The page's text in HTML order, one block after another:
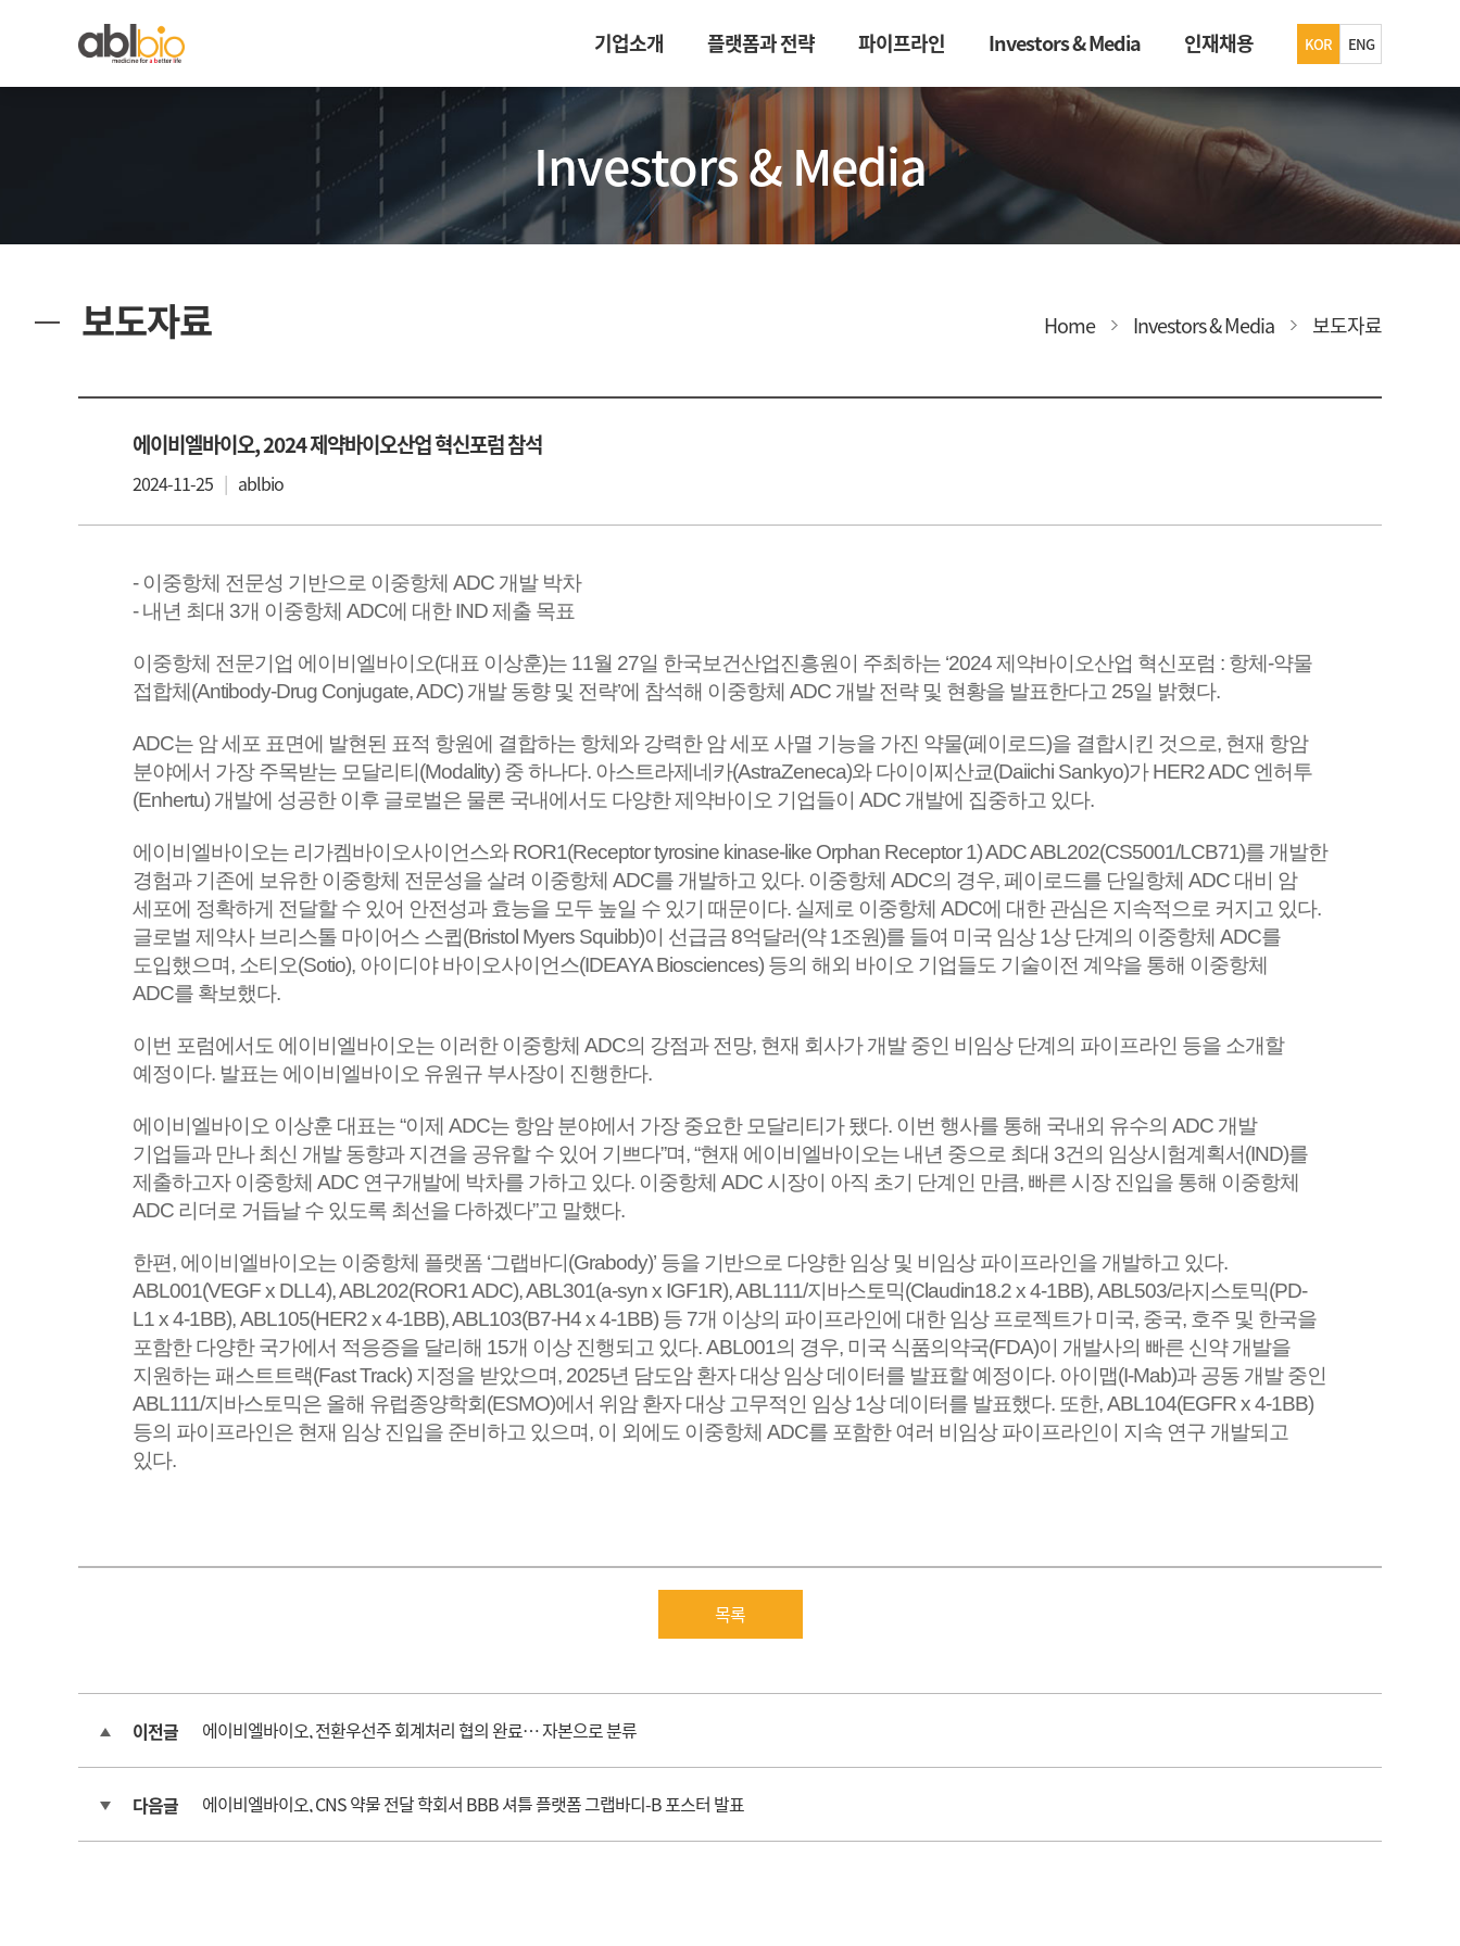
기업소개 플랫폼과 전략 파이프라인 Investors & Media 인재채용 KOR ENG
Investors & Media
보도자료 Home Investors & Media 보도자료
에이비엘바이오, 2024 제약바이오산업 혁신포럼 참석
2024-11-25 ablbio
- 이중항체 전문성 기반으로 이중항체 ADC 개발 박차
- 내년 최대 3개 이중항체 ADC에 대한 IND 제출 목표
이중항체 전문기업 에이비엘바이오(대표 이상훈)는 11월 27일 한국보건산업진흥원이 주최하는 ‘2024 제약바이오산업 혁신포럼 : 항체-약물
접합체(Antibody-Drug Conjugate, ADC) 개발 동향 및 전략’에 참석해 이중항체 ADC 개발 전략 및 현황을 발표한다고 25일 밝혔다.
ADC는 암 세포 표면에 발현된 표적 항원에 결합하는 항체와 강력한 암 세포 사멸 기능을 가진 약물(페이로드)을 결합시킨 것으로, 현재 항암
분야에서 가장 주목받는 모달리티(Modality) 중 하나다. 아스트라제네카(AstraZeneca)와 다이이찌산쿄(Daiichi Sankyo)가 HER2 ADC 엔허투
(Enhertu) 개발에 성공한 이후 글로벌은 물론 국내에서도 다양한 제약바이오 기업들이 ADC 개발에 집중하고 있다.
에이비엘바이오는 리가켐바이오사이언스와 ROR1(Receptor tyrosine kinase-like Orphan Receptor 1) ADC ABL202(CS5001/LCB71)를 개발한
경험과 기존에 보유한 이중항체 전문성을 살려 이중항체 ADC를 개발하고 있다. 이중항체 ADC의 경우, 페이로드를 단일항체 ADC 대비 암
세포에 정확하게 전달할 수 있어 안전성과 효능을 모두 높일 수 있기 때문이다. 실제로 이중항체 ADC에 대한 관심은 지속적으로 커지고 있다.
글로벌 제약사 브리스톨 마이어스 스큅(Bristol Myers Squibb)이 선급금 8억달러(약 1조원)를 들여 미국 임상 1상 단계의 이중항체 ADC를
도입했으며, 소티오(Sotio), 아이디야 바이오사이언스(IDEAYA Biosciences) 등의 해외 바이오 기업들도 기술이전 계약을 통해 이중항체
ADC를 확보했다.
이번 포럼에서도 에이비엘바이오는 이러한 이중항체 ADC의 강점과 전망, 현재 회사가 개발 중인 비임상 단계의 파이프라인 등을 소개할
예정이다. 발표는 에이비엘바이오 유원규 부사장이 진행한다.
에이비엘바이오 이상훈 대표는 “이제 ADC는 항암 분야에서 가장 중요한 모달리티가 됐다. 이번 행사를 통해 국내외 유수의 ADC 개발
기업들과 만나 최신 개발 동향과 지견을 공유할 수 있어 기쁘다”며, “현재 에이비엘바이오는 내년 중으로 최대 3건의 임상시험계획서(IND)를
제출하고자 이중항체 ADC 연구개발에 박차를 가하고 있다. 이중항체 ADC 시장이 아직 초기 단계인 만큼, 빠른 시장 진입을 통해 이중항체
ADC 리더로 거듭날 수 있도록 최선을 다하겠다”고 말했다.
한편, 에이비엘바이오는 이중항체 플랫폼 ‘그랩바디(Grabody)’ 등을 기반으로 다양한 임상 및 비임상 파이프라인을 개발하고 있다.
ABL001(VEGF x DLL4), ABL202(ROR1 ADC), ABL301(a-syn x IGF1R), ABL111/지바스토믹(Claudin18.2 x 4-1BB), ABL503/라지스토믹(PD-
L1 x 4-1BB), ABL105(HER2 x 4-1BB), ABL103(B7-H4 x 4-1BB) 등 7개 이상의 파이프라인에 대한 임상 프로젝트가 미국, 중국, 호주 및 한국을
포함한 다양한 국가에서 적응증을 달리해 15개 이상 진행되고 있다. ABL001의 경우, 미국 식품의약국(FDA)이 개발사의 빠른 신약 개발을
지원하는 패스트트랙(Fast Track) 지정을 받았으며, 2025년 담도암 환자 대상 임상 데이터를 발표할 예정이다. 아이맵(I-Mab)과 공동 개발 중인
ABL111/지바스토믹은 올해 유럽종양학회(ESMO)에서 위암 환자 대상 고무적인 임상 1상 데이터를 발표했다. 또한, ABL104(EGFR x 4-1BB)
등의 파이프라인은 현재 임상 진입을 준비하고 있으며, 이 외에도 이중항체 ADC를 포함한 여러 비임상 파이프라인이 지속 연구 개발되고
있다.
목록
이전글 에이비엘바이오, 전환우선주 회계처리 협의 완료… 자본으로 분류
다음글 에이비엘바이오, CNS 약물 전달 학회서 BBB 셔틀 플랫폼 그랩바디-B 포스터 발표